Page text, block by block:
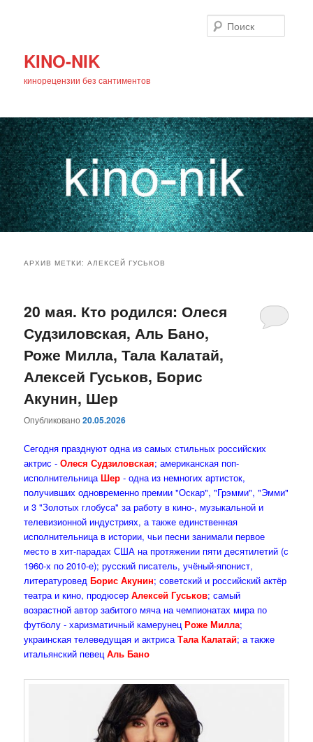
KINO-NIK
кинорецензии без сантиментов
основному
содержимому
дополнительному
содержимому
АРХИВ МЕТКИ:АЛЕКСЕЙ ГУСЬКОВ
20 мая. Кто родился: Олеся
Судзиловская, Аль Бано,
Роже Милла, Тала Калатай,
Алексей Гуськов, Борис
Акунин, Шер
Опубликовано20.05.2026
Сегодня празднуют одна из самых стильных российских
актрис -Олеся Судзиловская; американская поп-
исполнительница Шер - одна из немногих артисток,
получивших одновременно премии "Оскар", "Грэмми", "Эмми"
и 3 "Золотых глобуса" за работу в кино-, музыкальной и
телевизионной индустриях, а также единственная
исполнительница в истории, чьи песни занимали первое
место в хит-парадах США на протяжении пяти десятилетий (с
1960-х по 2010-е); русский писатель, учёный-японист,
литературоведБорис Акунин; советский и российский актёр
театра и кино, продюсерАлексей Гуськов; самый
возрастной автор забитого мяча на чемпионатах мира по
футболу - харизматичный камерунецРоже Милла;
украинская телеведущая и актрисаТала Калатай; а также
итальянский певец Аль Бано